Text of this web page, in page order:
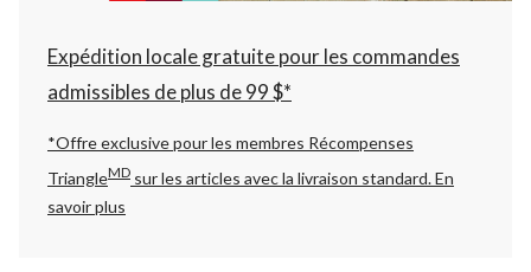
Expédition locale gratuite pour les commandes
admissibles de plus de 99 $*
*Offre exclusive pour les membres Récompenses
TriangleMD sur les articles avec la livraison standard.En
savoir plus